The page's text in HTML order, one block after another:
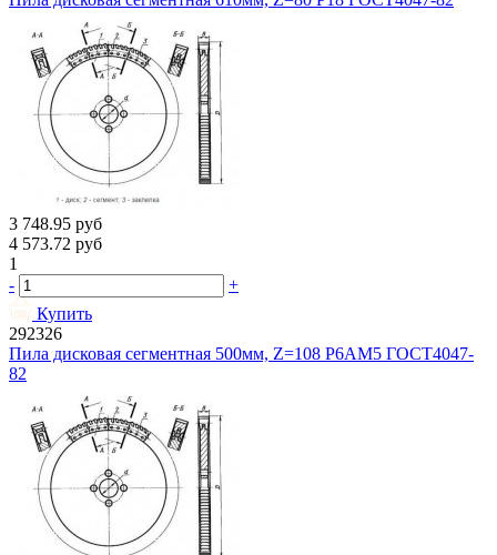
3 748.95 руб
4 573.72 руб
1
-
+
Купить
292326
Пила дисковая сегментная 500мм, Z=108 Р6АМ5 ГОСТ4047-
82